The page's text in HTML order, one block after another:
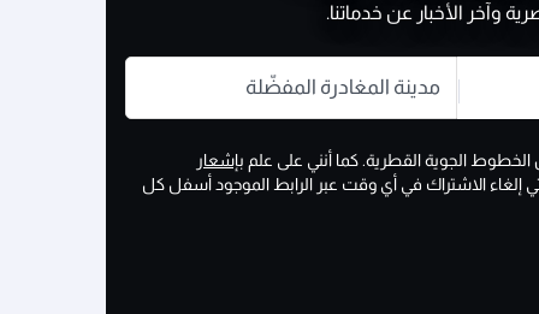
وآخر الأخبار عن خدماتنا.
مدينة المغادرة المفضّلة
الجوية القطرية. كما أنني على علم بإشعار
إلغاء الاشتراك في أي وقت عبر الرابط الموجود أسفل كل